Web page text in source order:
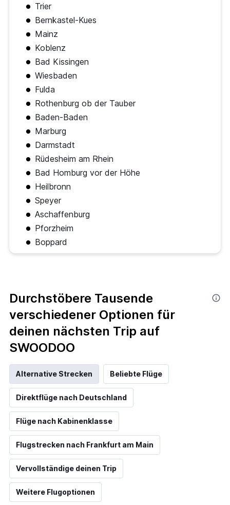
Trier
Bernkastel-Kues
Mainz
Koblenz
Bad Kissingen
Wiesbaden
Fulda
Rothenburg ob der Tauber
Baden-Baden
Marburg
Darmstadt
Rüdesheim am Rhein
Bad Homburg vor der Höhe
Heilbronn
Speyer
Aschaffenburg
Pforzheim
Boppard
Durchstöbere Tausende
verschiedener Optionen für
deinen nächsten Trip auf
SWOODOO
Alternative Strecken Beliebte Flüge
Direktflüge nach Deutschland
Flüge nach Kabinenklasse
Flugstrecken nach Frankfurt am Main
Vervollständige deinen Trip
Weitere Flugoptionen